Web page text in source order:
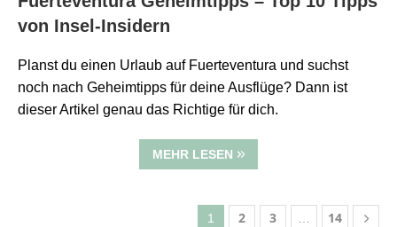
von Insel-Insidern
Planst du einen Urlaub auf Fuerteventura und suchst
noch nach Geheimtipps für deine Ausflüge? Dann ist
dieser Artikel genau das Richtige für dich.
MEHR LESEN
1 2 3 14